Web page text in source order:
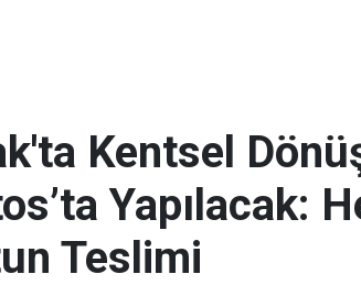
Kentsel
Yapılacak:
Teslimi